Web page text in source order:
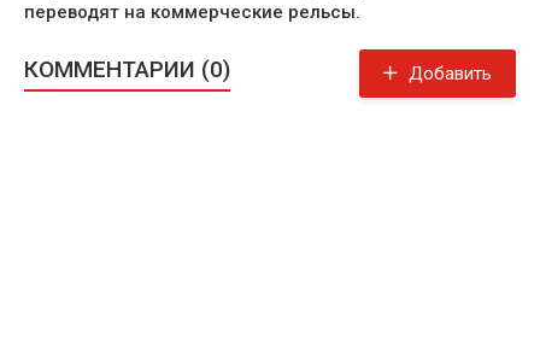
переводят на коммерческие рельсы.
КОММЕНТАРИИ (0) Добавить